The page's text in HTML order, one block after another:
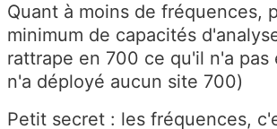
Quant à moins de fréquences,
minimum de capacités
rattrape en 700 ce qu'il n'a pas
n'a déployé aucun site 700)
Petit secret : les fréquences,